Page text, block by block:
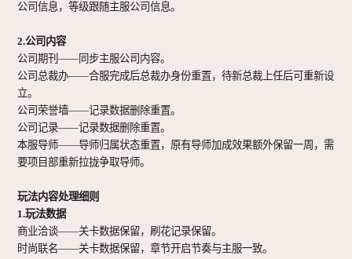
公司信息，等级跟随主服公司信息。
2.公司内容
公司期刊——同步主服公司内容。
公司总裁办——合服完成后总裁办身份重置，待新总裁上任后可重新设
立。
公司荣誉墙——记录数据删除重置。
公司记录——记录数据删除重置。
本服导师——导师归属状态重置，原有导师加成效果额外保留一周，需
要项目部重新拉拢争取导师。
玩法内容处理细则
1.玩法数据
商业洽谈——关卡数据保留，刷花记录保留。
时尚联名——关卡数据保留，章节开启节奏与主服一致。